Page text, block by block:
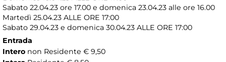
Sabato 22.04.23 ore 17.00 e domenica 23.04.23 alle ore 16.00
Martedì 25.04.23 ALLE ORE 17:00
Sabato 29.04.23 e domenica 30.04.23 ALLE ORE 17:00
Entrada
Intero non Residente € 9,50